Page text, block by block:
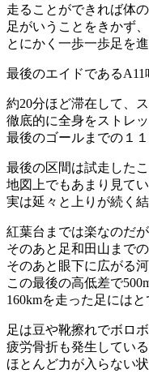
走ることができれば体
足がいうことをきかず
とにかく一歩一歩足を
最後のエイドであるA11
約20分ほど滞在して、
徹底的に全身をストレッ
最後のゴールまでの１
最後の区間は試走したこ
地図上でもあまり見て
実は延々と上りが続く
紅葉台までは楽なのだが
そのあと足和田山まで
そのあと眼下に広がる
この最後の高低差で
160kmを走った足にはと
足は豆や靴擦れでボロ
疲労骨折も発生してい
ほとんど力が入らない状